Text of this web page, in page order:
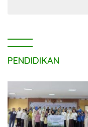
PENDIDIKAN